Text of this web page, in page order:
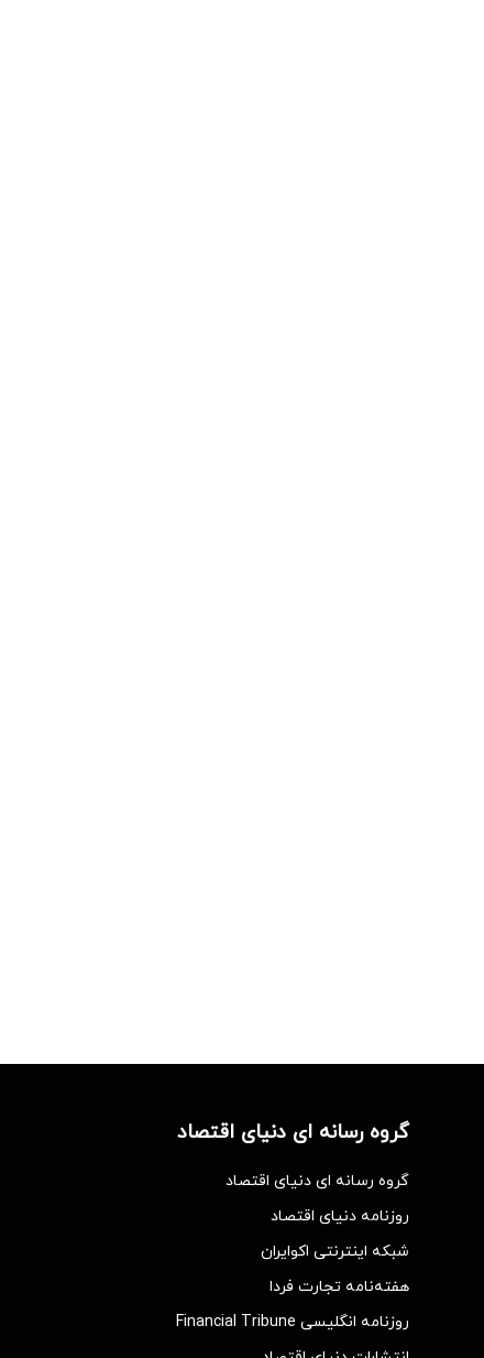
گروه رسانه ای دنیای اقتصاد
گروه رسانه ای دنیای اقتصاد
روزنامه دنیای اقتصاد
شبکه اینترنتی اکوایران
هفته‌نامه تجارت فردا
روزنامه انگلیسی Financial Tribune